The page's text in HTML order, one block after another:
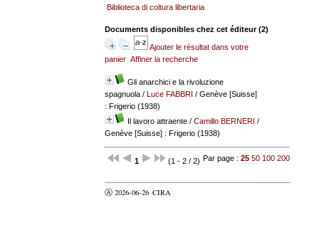
Biblioteca di coltura libertaria
Documents disponibles chez cet éditeur (2)
Ajouter le résultat dans votre
panier Affiner la recherche
Gli anarchici e la rivoluzione
spagnuola/ Luce FABBRI / Genève [Suisse]
: Frigerio (1938)
Il lavoro attraente/ Camillo BERNERI /
Genève [Suisse] : Frigerio (1938)
1 (1 - 2 / 2) Par page : 25 50 100 200
Ⓐ 2026-06-26 CIRA